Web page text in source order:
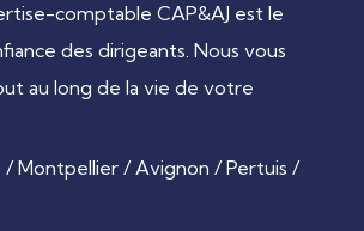
comptable CAP&AJ est le
des dirigeants. Nous vous
au long de la vie de votre
/ Montpellier / Avignon / Pertuis /